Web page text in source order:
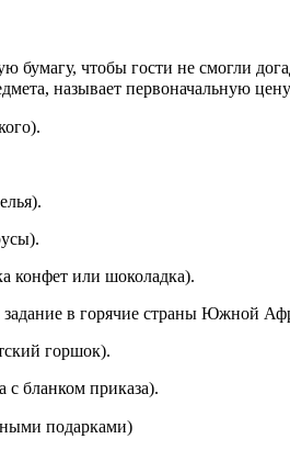
чтобы гости не смогли
называет первоначальную
конфет или шоколадка).
в горячие страны Южной
горшок).
с бланком приказа).
подарками)